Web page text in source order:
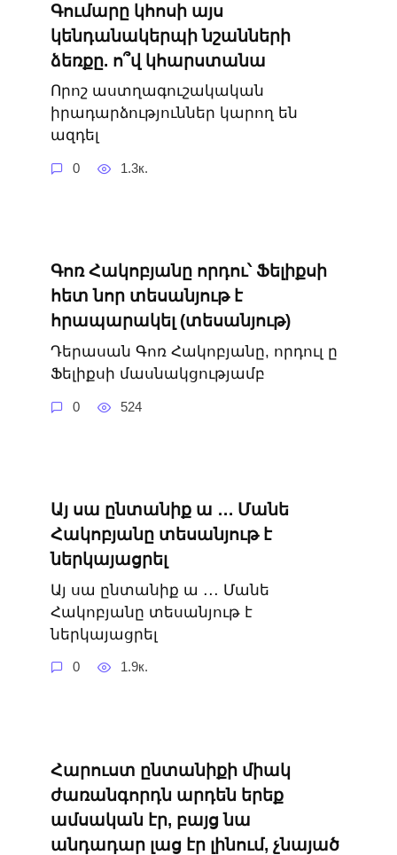
Գումարը կհոսի այս
կենդանակերպի նշանների
ձեռքը. ո՞վ կհարստանա
Որոշ աստղագուշակական
իրադարձություններ կարող են
ազդել
0 1.3к.
Գոռ Հակոբյանը որդու՝ Ֆելիքսի
հետ նոր տեսանյութ է
հրապարակել (տեսանյութ)
Դերասան Գոռ Հակոբյանը, որդուլ ը
Ֆելիքսի մասնակցությամբ
0 524
Այ սա ընտանիք ա ․․․ Մանե
Հակոբյանը տեսանյութ է
ներկայացրել
Այ սա ընտանիք ա ․․․ Մանե
Հակոբյանը տեսանյութ է
ներկայացրել
0 1.9к.
Հարուստ ընտանիքի միակ
ժառանգորդն արդեն երեք
ամսական էր, բայց նա
անդադար լաց էր լինում, չնայած